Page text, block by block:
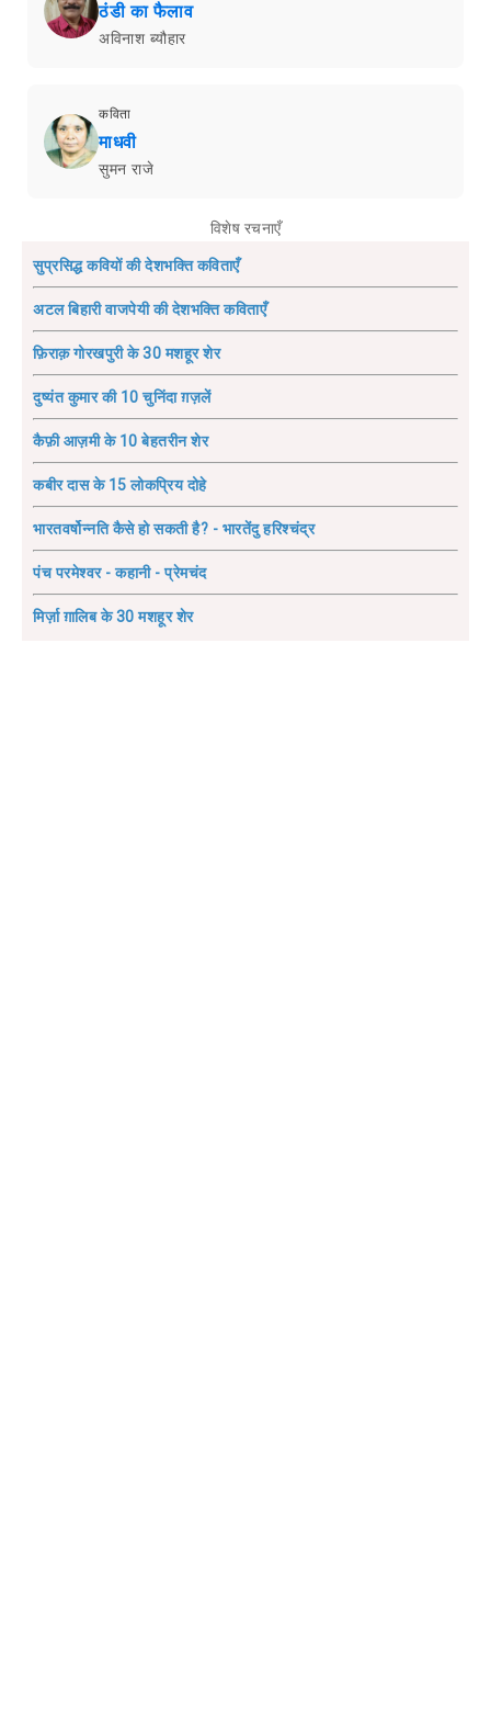
ठंडी का फैलाव
अविनाश ब्यौहार
कविता
माधवी
सुमन राजे
विशेष रचनाएँ
सुप्रसिद्ध कवियों की देशभक्ति कविताएँ
अटल बिहारी वाजपेयी की देशभक्ति कविताएँ
फ़िराक़ गोरखपुरी के 30 मशहूर शेर
दुष्यंत कुमार की 10 चुनिंदा ग़ज़लें
कैफ़ी आज़मी के 10 बेहतरीन शेर
कबीर दास के 15 लोकप्रिय दोहे
भारतवर्षोन्नति कैसे हो सकती है? - भारतेंदु हरिश्चंद्र
पंच परमेश्वर - कहानी - प्रेमचंद
मिर्ज़ा ग़ालिब के 30 मशहूर शेर